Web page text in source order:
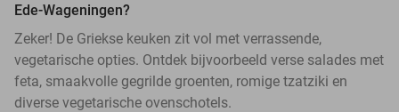
Ede-Wageningen?
Zeker! De Griekse keuken zit vol met verrassende,
vegetarische opties. Ontdek bijvoorbeeld verse salades met
feta, smaakvolle gegrilde groenten, romige tzatziki en
diverse vegetarische ovenschotels.